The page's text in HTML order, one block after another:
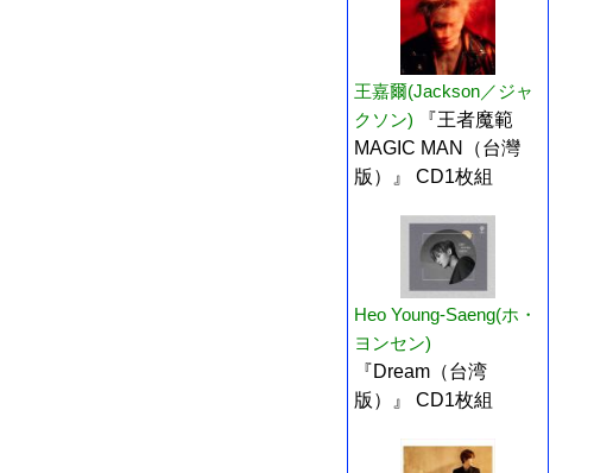
王嘉爾(Jackson／ジャ
クソン)
『王者魔範
MAGIC MAN（台灣
版）』 CD1枚組
Heo Young-Saeng(ホ・
ヨンセン)
『Dream（台湾
版）』 CD1枚組